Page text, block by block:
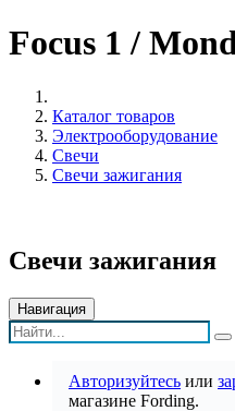
Focus 1 /
Каталог товаров
Электрооборудование
Свечи
Свечи зажигания
Свечи зажигания
Навигация
Авторизуйтесь или
магазине Fording.